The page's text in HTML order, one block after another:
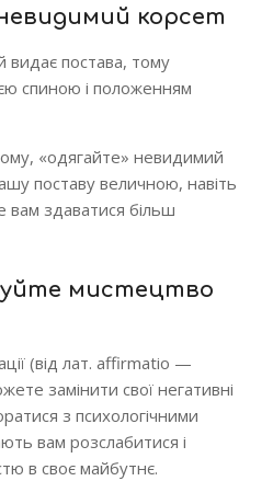
корсет
видає постава, тому
спиною і положенням
«одягайте» невидимий
поставу величною, навіть
вам здаватися більш
мистецтво
(від лат. affirmatio —
замінити свої негативні
з психологічними
вам розслабитися і
в своє майбутнє.